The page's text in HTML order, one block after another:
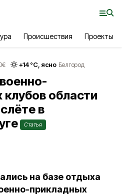
Происшествия Проекты
€ +14°С, ясно Белгород
клубов области
в
Статья
на базе отдыха
прикладных